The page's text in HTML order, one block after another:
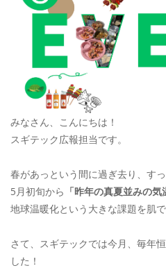
みなさん、こんにちは！
スギテック広報担当です。
春があっという間に過ぎ去り、す
5月初旬から 「昨年の真夏並みの気
地球温暖化という大きな課題を肌で
さて、スギテックでは今月、毎年
した！